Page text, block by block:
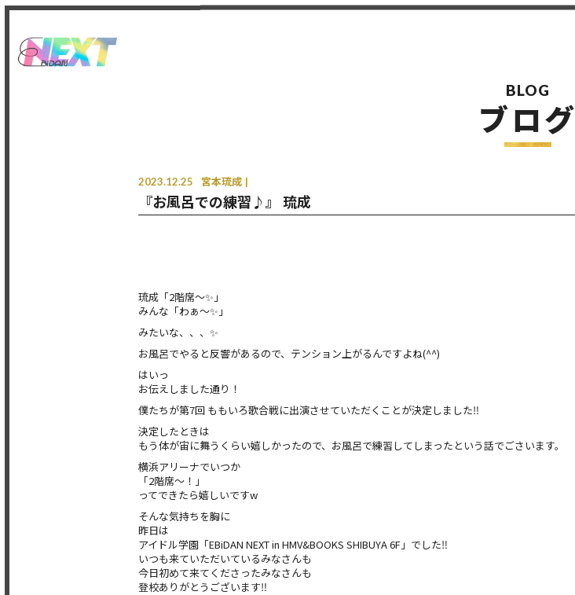
BLOG
ブログ
2023.12.25 宮本琉成
『お風呂での練習♪』 琉成
琉成「2階席〜✨」
みんな「わぁ〜✨」
みたいな、、、✨
お風呂でやると反響があるので、テンション上がるんですよね(^^)
はいっ
お伝えしました通り！
僕たちが第7回 ももいろ歌合戦に出演させていただくことが決定しました‼️
決定したときは
もう体が宙に舞うくらい嬉しかったので、お風呂で練習してしまったという話でごさいます。
横浜アリーナでいつか
「2階席〜！」
ってできたら嬉しいですw
そんな気持ちを胸に
昨日は
アイドル学園「EBiDAN NEXT in HMV&BOOKS SHIBUYA 6F」でした‼️
いつも来ていただいているみなさんも
今日初めて来てくださったみなさんも
登校ありがとうございます‼️